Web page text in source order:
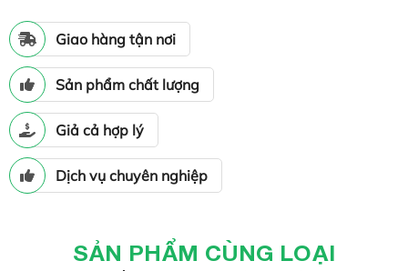
Giao hàng tận nơi
Sản phẩm chất lượng
Giả cả hợp lý
Dịch vụ chuyên nghiệp
SẢN PHẨM CÙNG LOẠI